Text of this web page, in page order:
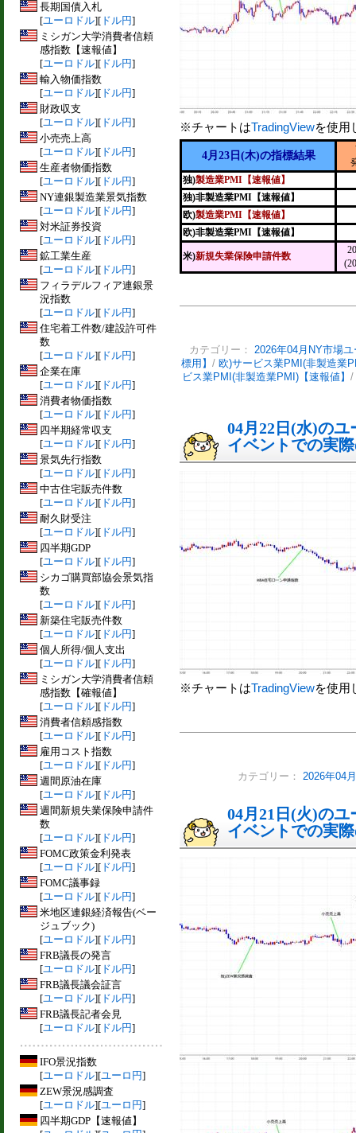
長期国債入札
[ユーロドル][ ドル円]
ミシガン大学消費者信頼
感指数【速報値】
[ユーロドル][ ドル円]
輸入物価指数
[ユーロドル][ ドル円]
財政収支
[ユーロドル][ ドル円]
小売売上高
[ユーロドル][ ドル円]
生産者物価指数
[ユーロドル][ ドル円]
NY連銀製造業景気指数
[ユーロドル][ ドル円]
対米証券投資
[ユーロドル][ ドル円]
鉱工業生産
[ユーロドル][ ドル円]
フィラデルフィア連銀景
況指数
[ユーロドル][ ドル円]
住宅着工件数/建設許可件
数
[ユーロドル][ ドル円]
企業在庫
[ユーロドル][ ドル円]
消費者物価指数
[ユーロドル][ ドル円]
四半期経常収支
[ユーロドル][ ドル円]
景気先行指数
[ユーロドル][ ドル円]
中古住宅販売件数
[ユーロドル][ ドル円]
耐久財受注
[ユーロドル][ ドル円]
四半期GDP
[ユーロドル][ ドル円]
シカゴ購買部協会景気指
数
[ユーロドル][ ドル円]
新築住宅販売件数
[ユーロドル][ ドル円]
個人所得/個人支出
[ユーロドル][ ドル円]
ミシガン大学消費者信頼
感指数【確報値】
[ユーロドル][ ドル円]
消費者信頼感指数
[ユーロドル][ ドル円]
雇用コスト指数
[ユーロドル][ ドル円]
週間原油在庫
[ユーロドル][ ドル円]
週間新規失業保険申請件
数
[ユーロドル][ ドル円]
FOMC政策金利発表
[ユーロドル][ ドル円]
FOMC議事録
[ユーロドル][ ドル円]
米地区連銀経済報告(ベー
ジュブック)
[ユーロドル][ ドル円]
FRB議長の発言
[ユーロドル][ ドル円]
FRB議長議会証言
[ユーロドル][ ドル円]
FRB議長記者会見
[ユーロドル][ ドル円]
IFO景況指数
[ユーロドル][ユーロ円]
ZEW景況感調査
[ユーロドル][ユーロ円]
四半期GDP【速報値】
※チャートはTradingViewを使用
4月23日(木)の指標結果
独)製造業PMI【速報値】
独)非製造業PMI【速報値】
欧)製造業PMI【速報値】
欧)非製造業PMI【速報値】
米)新規失業保険申請件数
カテゴリー： 2026年04月NY市場
標用】 / 欧)サービス業PMI(非製造業
ビス業PMI(非製造業PMI)【速報値】 /
04月22日(水)の
イベントでの実
※チャートはTradingViewを使用
カテゴリー： 2026年04
04月21日(火)の
イベントでの実